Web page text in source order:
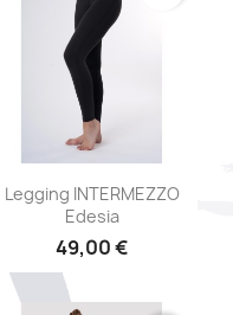
Aperçu rapide
Legging INTERMEZZO
Edesia
49,00 €